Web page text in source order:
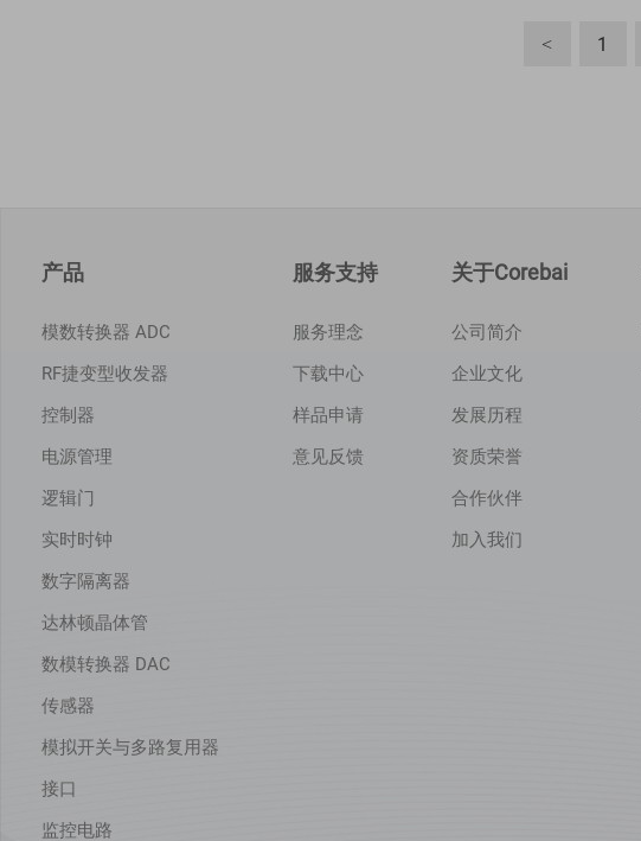
< 1
产品
模数转换器 ADC
RF捷变型收发器
控制器
电源管理
逻辑门
实时时钟
数字隔离器
达林顿晶体管
数模转换器 DAC
传感器
模拟开关与多路复用器
接口
监控电路
服务支持
服务理念
下载中心
样品申请
意见反馈
关于Corebai
公司简介
企业文化
发展历程
资质荣誉
合作伙伴
加入我们